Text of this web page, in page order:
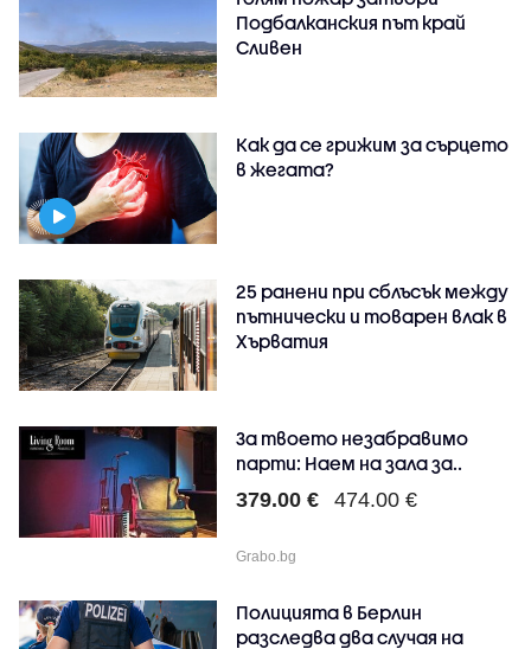
Подбалканския път край
Сливен
Как да се грижим за сърцето
в жегата?
25 ранени при сблъсък между
пътнически и товарен влак в
Хърватия
За твоето незабравимо
парти: Наем на зала за..
379.00 € 474.00 €
Grabo.bg
Полицията в Берлин
разследва два случая на